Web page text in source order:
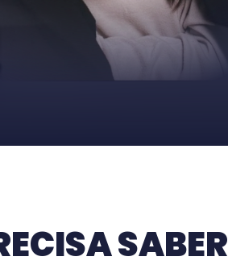
SABER